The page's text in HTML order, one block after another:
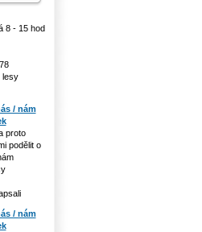
8 - 15 hod
lesy
/ nám
proto
podělit o
/ nám